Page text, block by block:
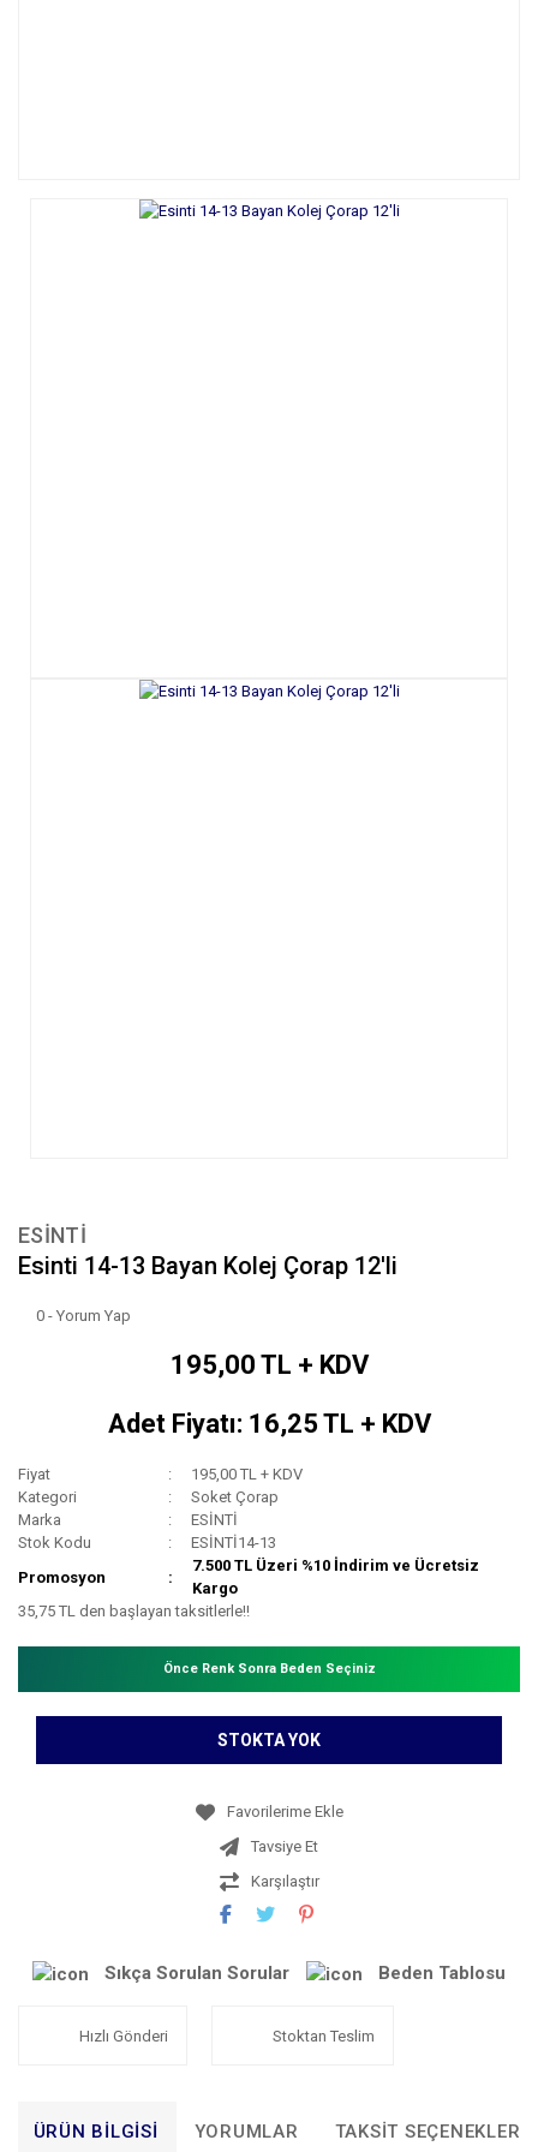
ESİNTİ
Esinti 14-13 Bayan Kolej Çorap 12'li
0 - Yorum Yap
195,00 TL + KDV
Adet Fiyatı: 16,25 TL + KDV
Fiyat
195,00 TL + KDV
Kategori
Soket Çorap
Marka
ESİNTİ
Stok Kodu
ESİNTİ14-13
Promosyon
7.500 TL Üzeri %10 İndirim ve Ücretsiz
Kargo
35,75 TL den başlayan taksitlerle!!
Önce Renk Sonra Beden Seçiniz
STOKTA YOK
Tavsiye Et
Karşılaştır
Sıkça Sorulan Sorular Beden Tablosu
Hızlı Gönderi Stoktan Teslim
ÜRÜN BILGISI YORUMLAR TAKSIT SEÇENEKLERI